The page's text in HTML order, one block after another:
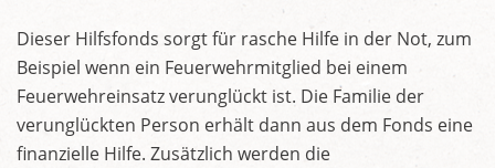
Dieser Hilfsfonds sorgt für rasche Hilfe in der Not, zum
Beispiel wenn ein Feuerwehrmitglied bei einem
Feuerwehreinsatz verunglückt ist. Die Familie der
verunglückten Person erhält dann aus dem Fonds eine
finanzielle Hilfe. Zusätzlich werden die